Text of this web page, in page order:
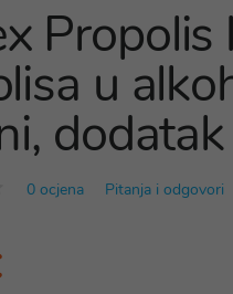
u
0 ocjena Pitanja i odgovori